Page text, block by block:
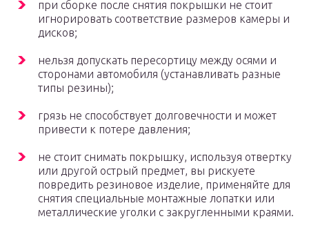
при сборке после снятия покрышки не стоит
игнорировать соответствие размеров камеры и
дисков;
нельзя допускать пересортицу между осями и
сторонами автомобиля (устанавливать разные
типы резины);
грязь не способствует долговечности и может
привести к потере давления;
не стоит снимать покрышку, используя отвертку
или другой острый предмет, вы рискуете
повредить резиновое изделие, применяйте для
снятия специальные монтажные лопатки или
металлические уголки с закругленными краями.